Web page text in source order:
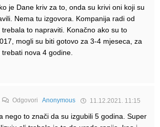
je Dane kriv za to, onda su krivi oni koji su
Nema tu izgovora. Kompanija radi od
to napraviti. Konačno ako su to
mogli su biti gotovo za 3-4 mjeseca, za
nova 4 godine.
OdgovoriAnonymous 11.12.2021. 11:15
nego to znači da su izgubili 5 godina. Super